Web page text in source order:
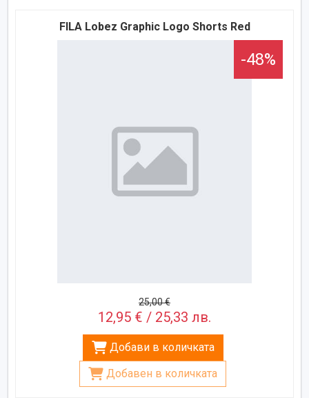
FILA Lobez Graphic Logo Shorts Red
-48%
25,00 €
12,95 € / 25,33 лв.
Добави в количката
Добавен в количката